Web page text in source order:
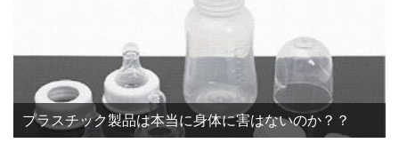
プラスチック製品は本当に身体に害はないのか？？